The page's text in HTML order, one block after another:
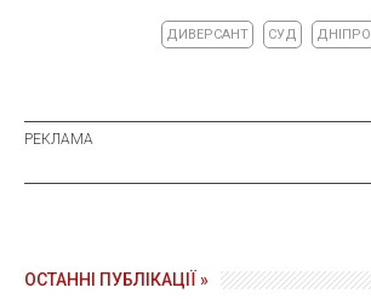
ДИВЕРСАНТ СУД ДНІПРО
ОСТАННІ ПУБЛІКАЦІЇ »